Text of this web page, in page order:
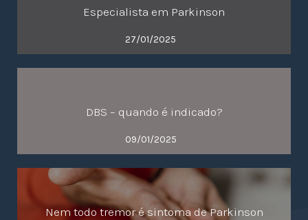
Especialista em Parkinson
27/01/2025
DBS – quando é indicado?
09/01/2025
Nem todo tremor é sintoma de Parkinson